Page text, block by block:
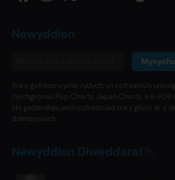
Newyddion
Mynychu
Trwy gofrestru yma, rydych yn cofrestru'n
cylchgronau Pop Charts, Japan Charts, a K-POP
chi gadarnhau eich cofrestriad trwy glicio ar y
dderbyniwch.
Newyddion Diweddaraf